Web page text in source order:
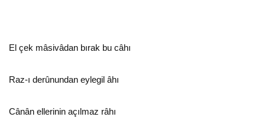
El çek mâsivâdan bırak bu câhı
Raz-ı derûnundan eylegil âhı
Cânân ellerinin açılmaz râhı